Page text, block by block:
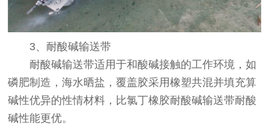
3、耐酸碱输送带
耐酸碱输送带适用于和酸碱接触的工作环境，如
磷肥制造，海水晒盐，覆盖胶采用橡塑共混并填充算
碱性优异的性情材料，比氯丁橡胶耐酸碱输送带耐酸
碱性能更优。